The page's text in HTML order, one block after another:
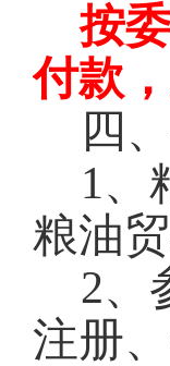
按
付款
四
1、
粮油
2、
注册